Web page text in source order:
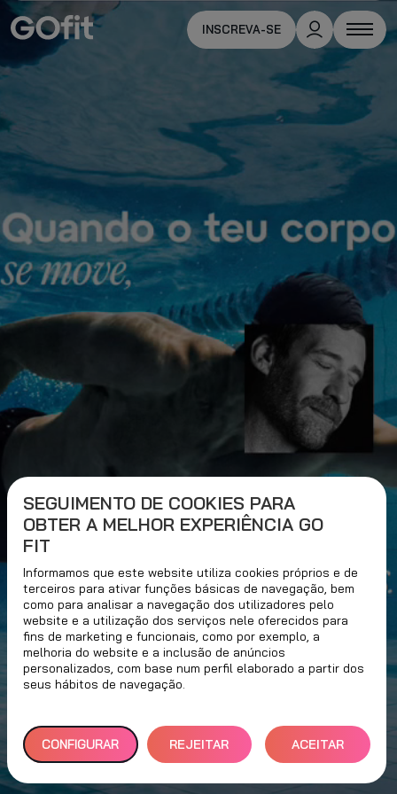
INSCREVA-SE
SEGUIMENTO DE COOKIES PARA
OBTER A MELHOR EXPERIÊNCIA GO
FIT
Informamos que este website utiliza cookies próprios e de
terceiros para ativar funções básicas de navegação, bem
como para analisar a navegação dos utilizadores pelo
website e a utilização dos serviços nele oferecidos para
fins de marketing e funcionais, como por exemplo, a
melhoria do website e a inclusão de anúncios
personalizados, com base num perfil elaborado a partir dos
seus hábitos de navegação.
CONFIGURAR REJEITAR
TUDO
ACEITAR
TODOS